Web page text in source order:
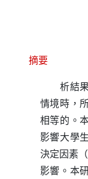
摘要
析結果
情境時，
相等的。
影響大學
決定因素（
影響。本